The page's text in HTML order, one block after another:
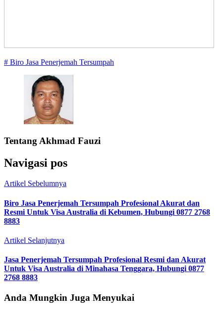
# Biro Jasa Penerjemah Tersumpah
Tentang Akhmad Fauzi
Navigasi pos
Artikel Sebelumnya
Biro Jasa Penerjemah Tersumpah Profesional Akurat dan
Resmi Untuk Visa Australia di Kebumen, Hubungi 0877 2768
8883
Artikel Selanjutnya
Jasa Penerjemah Tersumpah Profesional Resmi dan Akurat
Untuk Visa Australia di Minahasa Tenggara, Hubungi 0877
2768 8883
Anda Mungkin Juga Menyukai